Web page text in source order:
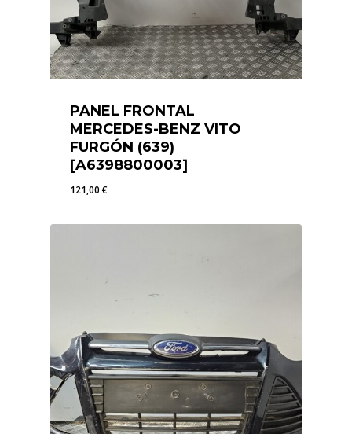
PANEL FRONTAL
MERCEDES-BENZ VITO
FURGÓN (639)
[A6398800003]
121,00€